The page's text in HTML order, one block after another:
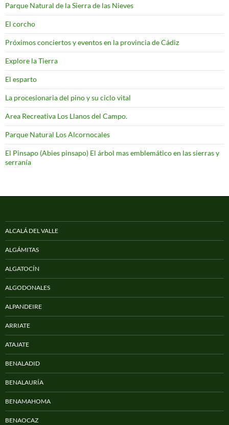
Parque Natural de la Sierra de las Nieves
El corcho
Próximos conciertos y eventos en la provincia de Cádiz
Explore la Tierra
El esparto
La procesionaria del pino y su ciclo vital
Area Recreativa Los Llanos del Campo.
Parque Natural Los Alcornocales
El Pinsapo (Abies pinsapo) El árbol mas emblemático en las sierras y
serranía
ALCALÁ DEL VALLE
ALGÁMITAS
ALGATOCÍN
ALGODONALES
ALPANDEIRE
ARRIATE
ATAJATE
BENALADID
BENALAURÍA
BENAMAHOMA
BENAOCAZ